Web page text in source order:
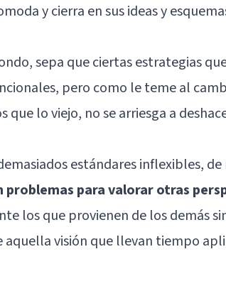
y cierra en sus ideas y
sepa que ciertas estrategias
pero como le teme al
que lo viejo, no se arriesga a
estándares inflexibles,
problemas para valorar otras
los que provienen de los demás
aquella visión que llevan tiempo